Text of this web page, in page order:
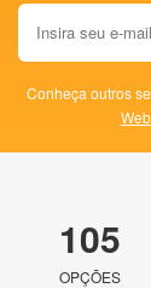
Conheça outros
105
OPÇÕES